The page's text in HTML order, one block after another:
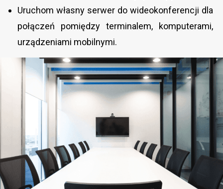
Uruchom własny serwer do wideokonferencji dla
połączeń pomiędzy terminalem, komputerami,
urządzeniami mobilnymi.